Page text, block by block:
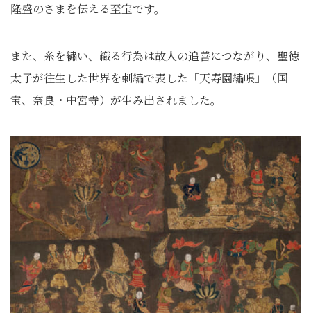
隆盛のさまを伝える至宝です。
また、糸を繡い、織る行為は故人の追善につながり、聖徳
太子が往生した世界を刺繡で表した「天寿園繡帳」（国
宝、奈良・中宮寺）が生み出されました。